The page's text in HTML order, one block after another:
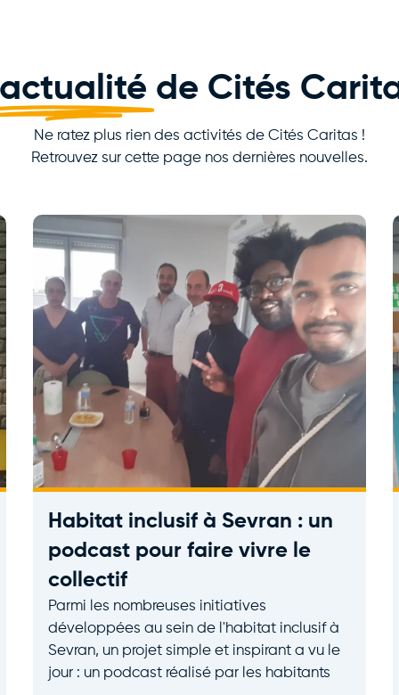
de Cités
Ne ratez plus rien des activités de Cités Caritas !
Retrouvez sur cette page nos dernières nouvelles.
Habitat inclusif à Sevran : un
podcast pour faire vivre le
collectif
Parmi les nombreuses initiatives
développées au sein de l'habitat inclusif à
Sevran, un projet simple et inspirant a vu le
jour : un podcast réalisé par les habitants